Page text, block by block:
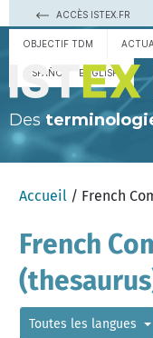
ACCÈS ISTEX.FR
OBJECTIF TDM
ESPAÑOL ENGLISH
Des
Accueil / French
French
Toutes les langues